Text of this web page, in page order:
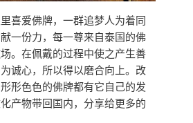
喜爱佛牌，一群追梦人为着同
一份力，每一尊来自泰国的佛
。在佩戴的过程中使之产生善
诚心，所以得以磨合向上。改
形色色的佛牌都有它自己的发
产物带回国内，分享给更多的